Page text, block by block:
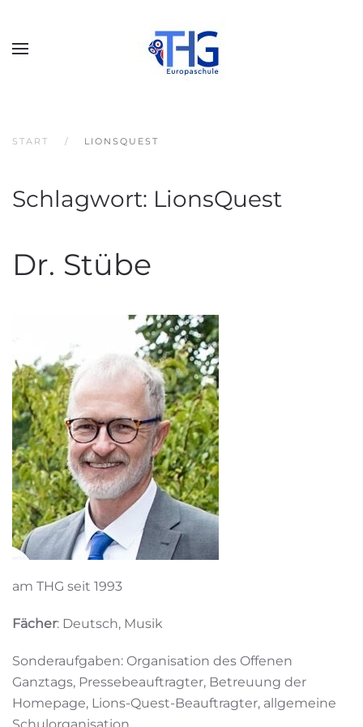
START LIONSQUEST
Schlagwort: LionsQuest
Dr. Stübe
am THG seit 1993
Fächer: Deutsch, Musik
Sonderaufgaben: Organisation des Offenen
Ganztags, Pressebeauftragter, Betreuung der
Homepage, Lions-Quest-Beauftragter, allgemeine